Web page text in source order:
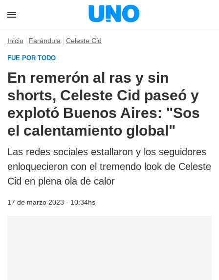
Inicio Farándula Celeste Cid
FUE POR TODO
En remerón al ras y sin
shorts, Celeste Cid paseó y
explotó Buenos Aires: "Sos
el calentamiento global"
Las redes sociales estallaron y los seguidores
enloquecieron con el tremendo look de Celeste
Cid en plena ola de calor
17 de marzo 2023 - 10:34hs